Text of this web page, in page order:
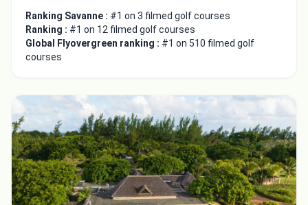
Ranking Savanne : #1 on 3 filmed golf courses
Ranking : #1 on 12 filmed golf courses
Global Flyovergreen ranking : #1 on 510 filmed golf
courses